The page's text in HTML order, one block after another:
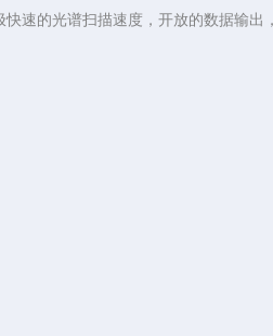
速的光谱扫描速度，开放的数据输出